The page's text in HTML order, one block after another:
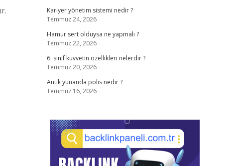
Kariyer yönetim sistemi nedir ?
Temmuz 24, 2026
Hamur sert olduysa ne yapmalı ?
Temmuz 22, 2026
6. sınıf kuvvetin özellikleri nelerdir ?
Temmuz 20, 2026
Antik yunanda polis nedir ?
Temmuz 16, 2026